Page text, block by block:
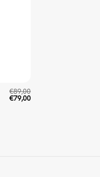
€89,00
Le
€79,00Le